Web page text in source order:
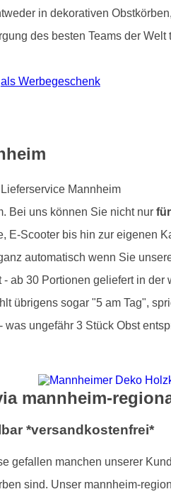
in dekorativen
des besten Teams der
als Werbegeschenk
Bei uns können Sie nicht nur
Scooter bis hin zur eigenen
automatisch wenn Sie
ab 30 Portionen geliefert in
übrigens sogar "5 am Tag",
ungefähr 3 Stück Obst
mannheim-
*versandkostenfrei*
gefallen manchen unserer
sind. Unser mannheim-